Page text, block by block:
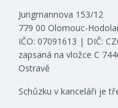
Jungmannova 153/12
779 00 Olomouc-
IČO: 07091613 | DIČ:
zapsaná na vložce C
Ostravě
Schůzku v kanceláři je